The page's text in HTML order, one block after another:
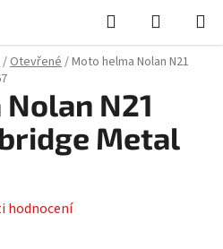
Hledat
KOŠÍK
/Otevřené/Moto helma Nolan N21
N21
Metal
hodnocení